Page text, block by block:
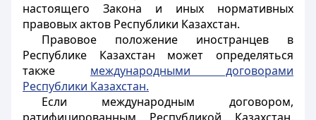
настоящего Закона и иных нормативных
правовых актов Республики Казахстан.
Правовое положение иностранцевв
Республике Казахстан может определяться
также международными договорами
Республики Казахстан.
Если международным договором,